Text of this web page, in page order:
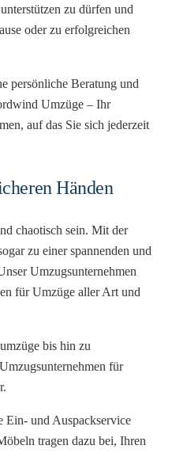
zu dürfen und
oder zu erfolgreichen
persönliche Beratung und
Umzüge – Ihr
auf das Sie sich jederzeit
Händen
chaotisch sein. Mit der
zu einer spannenden und
Umzugsunternehmen
für Umzüge aller Art und
bis hin zu
für
Ein- und Auspackservice
tragen dazu bei, Ihren